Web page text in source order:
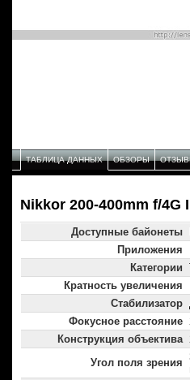
ТАБЛИЦА ДАННЫХ ОБЗОРЫ
Nikkor 200-400mm f/4G
Доступные байонеты
Приложения
Категории
Кратность увеличения
Стабилизатор
Фокусное расстояние
Конструкция объектива
Угол поля зрения